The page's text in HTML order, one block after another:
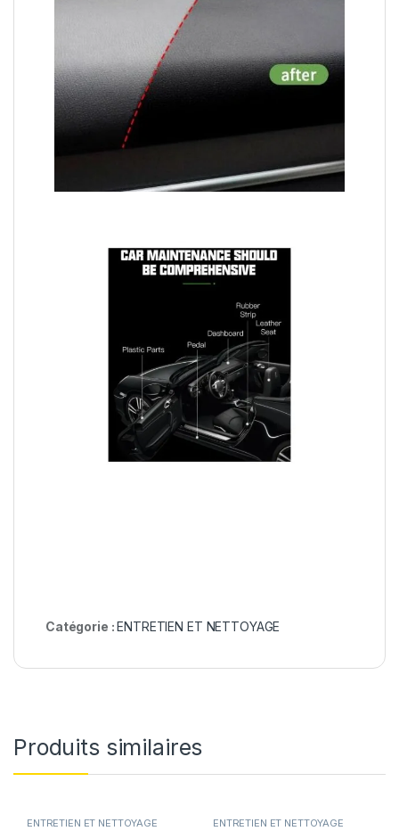
Catégorie :ENTRETIEN ET NETTOYAGE
Produits similaires
ENTRETIEN ET NETTOYAGE ENTRETIEN ET NETTOYAGE